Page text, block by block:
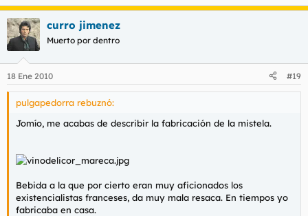
curro jimenez
Muerto por dentro
18 Ene 2010 #19
pulgapedorra rebuznó:
Jomío, me acabas de describir la fabricación de la mistela.
Bebida a la que por cierto eran muy aficionados los
existencialistas franceses, da muy mala resaca. En tiempos yo
fabricaba en casa.